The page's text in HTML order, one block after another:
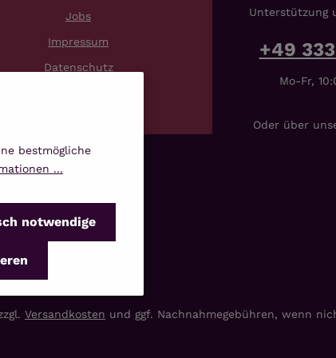
Jobs
Impressum
Datenschutz
Unterstützung
+49
Mo-Fr,
Oder über
Versandkosten und ggf. Nachnahmegebühren, wenn
bestmögliche
...
notwendige